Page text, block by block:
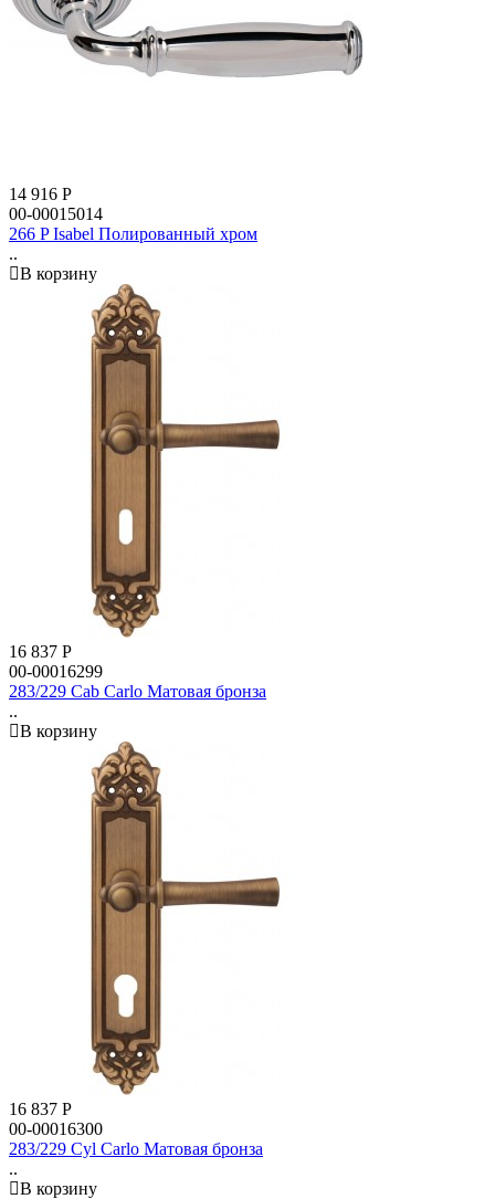
14 916 Р
00-00015014
266 P Isabel Полированный хром
..
В корзину
16 837 Р
00-00016299
283/229 Cab Carlo Матовая бронза
..
В корзину
16 837 Р
00-00016300
283/229 Cyl Carlo Матовая бронза
..
В корзину